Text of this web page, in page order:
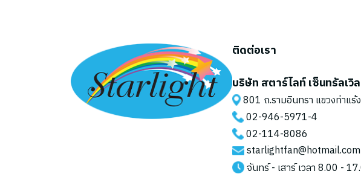
ติดต่อเรา
บริษัท สตาร์ไลท์ เซ็นทรัลเวิ
801 ถ.รามอินทรา แขวงท่าแ
02-946-5971-4
02-114-8086
starlightfan@hotmail.com
จันทร์ - เสาร์ เวลา 8.00 -